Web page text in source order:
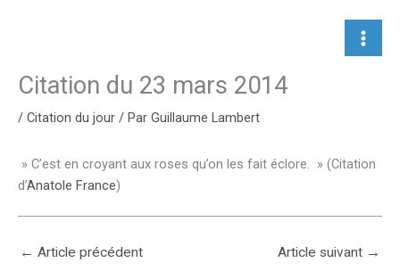
Citation du 23 mars 2014
/ Citation du jour / Par Guillaume Lambert
» C’est en croyant aux roses qu’on les fait éclore. » (Citation
d’Anatole France)
← Article précédent Article suivant →